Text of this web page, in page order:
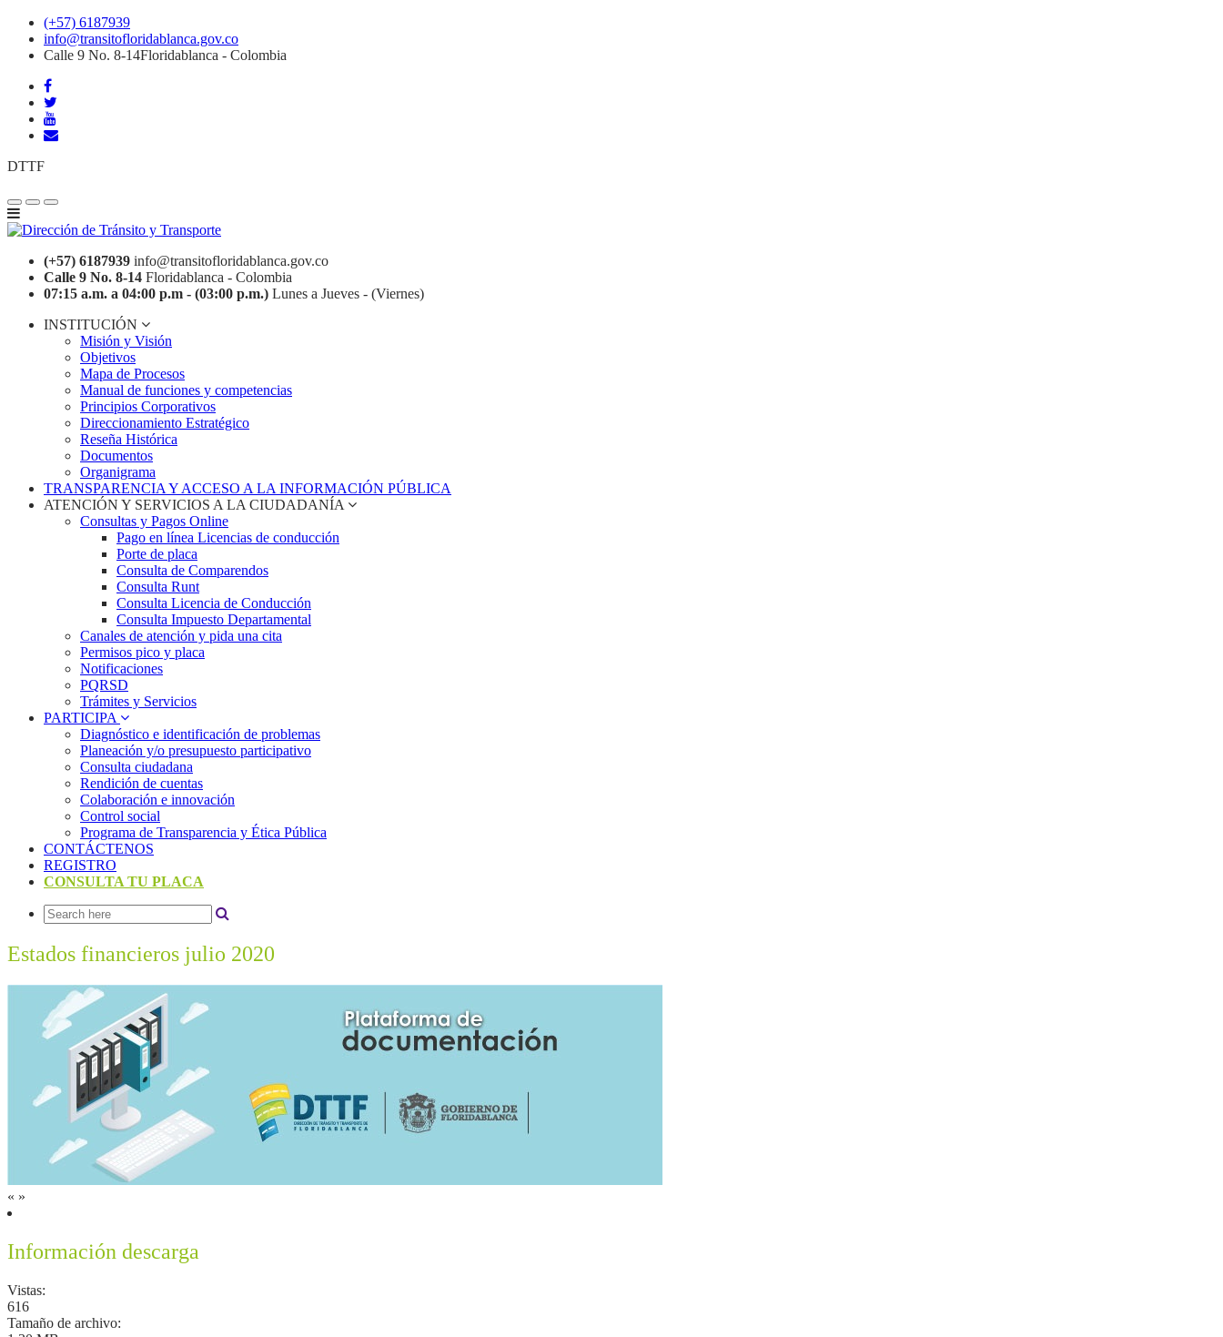
(+57) 6187939
info@transitofloridablanca.gov.co
Calle 9 No. 8-14Floridablanca - Colombia
DTTF
(+57) 6187939 info@transitofloridablanca.gov.co
Calle 9 No. 8-14 Floridablanca - Colombia
07:15 a.m. a 04:00 p.m - (03:00 p.m.) Lunes a Jueves - (Viernes)
INSTITUCIÓN
Misión y Visión
Objetivos
Mapa de Procesos
Manual de funciones y competencias
Principios Corporativos
Direccionamiento Estratégico
Reseña Histórica
Documentos
Organigrama
TRANSPARENCIA Y ACCESO A LA INFORMACIÓN PÚBLICA
ATENCIÓN Y SERVICIOS A LA CIUDADANÍA
Consultas y Pagos Online
Pago en línea Licencias de conducción
Porte de placa
Consulta de Comparendos
Consulta Runt
Consulta Licencia de Conducción
Consulta Impuesto Departamental
Canales de atención y pida una cita
Permisos pico y placa
Notificaciones
PQRSD
Trámites y Servicios
PARTICIPA
Diagnóstico e identificación de problemas
Planeación y/o presupuesto participativo​
Consulta ciudadana
Rendición de cuentas
Colaboración e innovación
Control social
Programa de Transparencia y Ética Pública
CONTÁCTENOS
REGISTRO
CONSULTA TU PLACA
Estados financieros julio 2020
« »
Información descarga
Vistas:
616
Tamaño de archivo: